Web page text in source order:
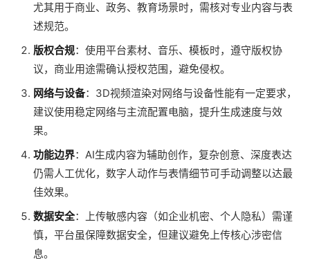
尤其用于商业、政务、教育场景时，需核对专业内容与表
述规范。
版权合规：使用平台素材、音乐、模板时，遵守版权协
议，商业用途需确认授权范围，避免侵权。
网络与设备：3D视频渲染对网络与设备性能有一定要求，
建议使用稳定网络与主流配置电脑，提升生成速度与效
果。
功能边界：AI生成内容为辅助创作，复杂创意、深度表达
仍需人工优化，数字人动作与表情细节可手动调整以达最
佳效果。
数据安全：上传敏感内容（如企业机密、个人隐私）需谨
慎，平台虽保障数据安全，但建议避免上传核心涉密信
息。